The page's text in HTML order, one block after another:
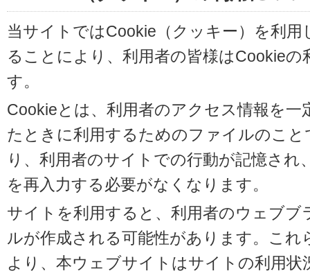
当サイトではCookie（クッキー）を利
ることにより、利用者の皆様はCookie
す。
Cookieとは、利用者のアクセス情報を
たときに利用するためのファイルのこ
り、利用者のサイトでの行動が記憶さ
を再入力する必要がなくなります。
サイトを利用すると、利用者のウェブ
ルが作成される可能性があります。こ
より、本ウェブサイトはサイトの利用